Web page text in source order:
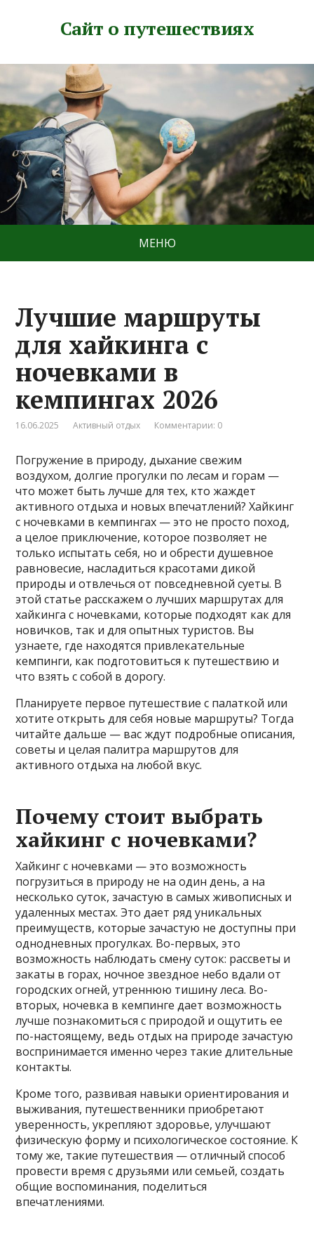
Сайт о путешествиях
МЕНЮ
Лучшие маршруты
для хайкинга с
ночевками в
кемпингах 2026
16.06.2025 Активный отдых Комментарии: 0
Погружение в природу, дыхание свежим
воздухом, долгие прогулки по лесам и горам —
что может быть лучше для тех, кто жаждет
активного отдыха и новых впечатлений? Хайкинг
с ночевками в кемпингах — это не просто поход,
а целое приключение, которое позволяет не
только испытать себя, но и обрести душевное
равновесие, насладиться красотами дикой
природы и отвлечься от повседневной суеты. В
этой статье расскажем о лучших маршрутах для
хайкинга с ночевками, которые подходят как для
новичков, так и для опытных туристов. Вы
узнаете, где находятся привлекательные
кемпинги, как подготовиться к путешествию и
что взять с собой в дорогу.
Планируете первое путешествие с палаткой или
хотите открыть для себя новые маршруты? Тогда
читайте дальше — вас ждут подробные описания,
советы и целая палитра маршрутов для
активного отдыха на любой вкус.
Почему стоит выбрать
хайкинг с ночевками?
Хайкинг с ночевками — это возможность
погрузиться в природу не на один день, а на
несколько суток, зачастую в самых живописных и
удаленных местах. Это дает ряд уникальных
преимуществ, которые зачастую не доступны при
однодневных прогулках. Во-первых, это
возможность наблюдать смену суток: рассветы и
закаты в горах, ночное звездное небо вдали от
городских огней, утреннюю тишину леса. Во-
вторых, ночевка в кемпинге дает возможность
лучше познакомиться с природой и ощутить ее
по-настоящему, ведь отдых на природе зачастую
воспринимается именно через такие длительные
контакты.
Кроме того, развивая навыки ориентирования и
выживания, путешественники приобретают
уверенность, укрепляют здоровье, улучшают
физическую форму и психологическое состояние. К
тому же, такие путешествия — отличный способ
провести время с друзьями или семьей, создать
общие воспоминания, поделиться
впечатлениями.